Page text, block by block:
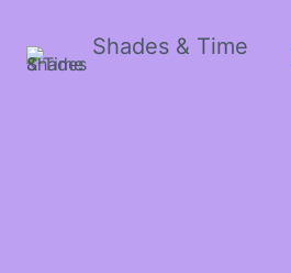
Shades & Time